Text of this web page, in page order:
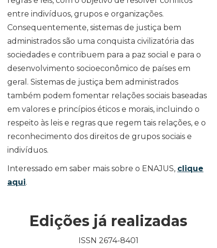
entre indivíduos, grupos e organizações.
Consequentemente, sistemas de justiça bem
administrados são uma conquista civilizatória das
sociedades e contribuem para a paz social e para o
desenvolvimento socioeconômico de países em
geral. Sistemas de justiça bem administrados
também podem fomentar relações sociais baseadas
em valores e princípios éticos e morais, incluindo o
respeito às leis e regras que regem tais relações, e o
reconhecimento dos direitos de grupos sociais e
indivíduos.
Interessado em saber mais sobre o ENAJUS, clique
aqui.
Edições já realizadas
ISSN 2674-8401